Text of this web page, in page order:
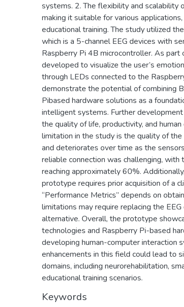
systems. 2. The flexibility and scalability
making it suitable for various
educational training. The study utilized
which is a 5-channel EEG devices with
Raspberry Pi 4B microcontroller. As
developed to visualize the user’s
through LEDs connected to the
demonstrate the potential of combining
Pibased hardware solutions as a
intelligent systems. Further
the quality of life, productivity, and
limitation in the study is the quality of
and deteriorates over time as the
reliable connection was challenging, with
reaching approximately 60%.
prototype requires prior acquisition of a
“Performance Metrics” depends on
limitations may require replacing the
alternative. Overall, the prototype
technologies and Raspberry Pi-based
developing human-computer interaction
enhancements in this field could lead to
domains, including neurorehabilitation,
educational training scenarios.
Keywords